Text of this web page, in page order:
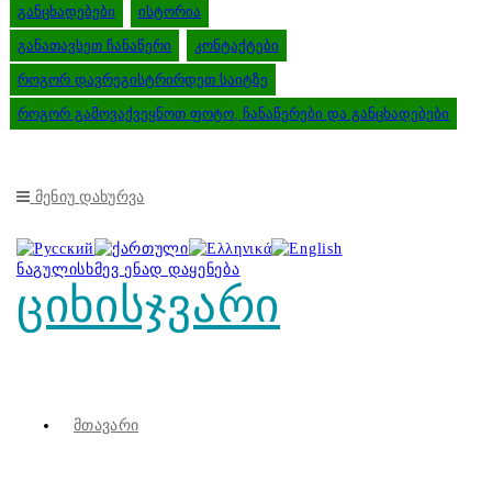
განცხადებები ისტორია
განათავსეთ ჩანაწერი კონტაქტები
როგორ დავრეგისტრირდეთ საიტზე
როგორ გამოვაქვეყნოთ ფოტო, ჩანაწერები და განცხადებები
Მენიუ Დახურვა
ნაგულისხმევ ენად დაყენება
ციხისჯვარი
Მთავარი